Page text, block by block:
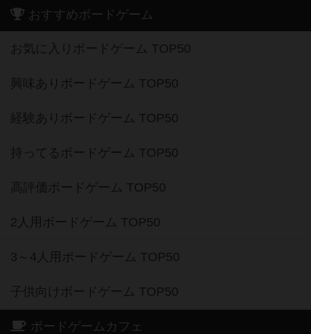
おすすめボードゲーム
お気に入りボードゲーム TOP50
興味ありボードゲーム TOP50
経験ありボードゲーム TOP50
持ってるボードゲーム TOP50
高評価ボードゲーム TOP50
2人用ボードゲーム TOP50
3～4人用ボードゲーム TOP50
子供向けボードゲーム TOP50
ボードゲームカフェ